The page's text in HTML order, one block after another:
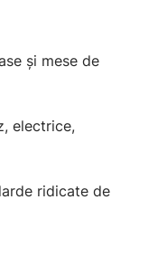
și mese de
electrice,
ridicate de